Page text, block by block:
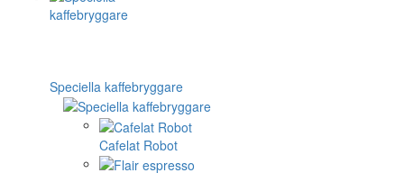
Speciella kaffebryggare
Cafelat Robot